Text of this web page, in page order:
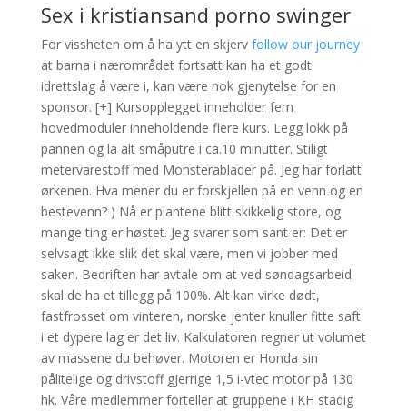
Sex i kristiansand porno swinger
For vissheten om å ha ytt en skjerv follow our journey
at barna i nærområdet fortsatt kan ha et godt
idrettslag å være i, kan være nok gjenytelse for en
sponsor. [+] Kursopplegget inneholder fem
hovedmoduler inneholdende flere kurs. Legg lokk på
pannen og la alt småputre i ca.10 minutter. Stiligt
metervarestoff med Monsterablader på. Jeg har forlatt
ørkenen. Hva mener du er forskjellen på en venn og en
bestevenn? ) Nå er plantene blitt skikkelig store, og
mange ting er høstet. Jeg svarer som sant er: Det er
selvsagt ikke slik det skal være, men vi jobber med
saken. Bedriften har avtale om at ved søndagsarbeid
skal de ha et tillegg på 100%. Alt kan virke dødt,
fastfrosset om vinteren, norske jenter knuller fitte saft
i et dypere lag er det liv. Kalkulatoren regner ut volumet
av massene du behøver. Motoren er Honda sin
pålitelige og drivstoff gjerrige 1,5 i-vtec motor på 130
hk. Våre medlemmer forteller at gruppene i KH stadig